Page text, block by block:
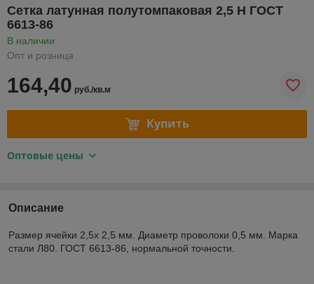
Сетка латунная полутомпаковая 2,5 Н ГОСТ
6613-86
В наличии
Опт и розница
164,40 руб./кв.м
Купить
Оптовые цены
Описание
Размер ячейки 2,5х 2,5 мм. Диаметр проволоки 0,5 мм. Марка
стали Л80. ГОСТ 6613-86, нормальной точности.